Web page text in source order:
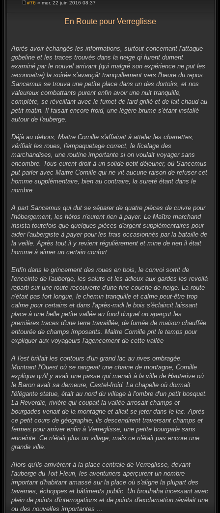
#76 » mer. 22 juin 2016 08:37
En Route pour Verreglisse
Après avoir échangés les informations, surtout concernant l'attaque
gobeline et les traces trouvés dans la neige qi furent dument
examiné par le nouvel arrivant (qui malgré son expérience ne put les
reconnaitre) la soirée s’avançât tranquillement vers l'heure du repos.
Sancemus se trouva une petite place dans un des dortoirs, et nos
valeureux combattants purent enfin avoir une nuit tranquille,
complète, se réveillant avec le fumet de lard grillé et de lait chaud au
petit matin. Il faisait encore froid, une légère brume s'étant installé
autour de l'auberge.
Déjà au dehors, Maitre Cornille s'affairait à atteler les charrettes,
vérifiait les roues, l'empaquetage correct, le ficelage des
marchandises, une routine importante si on voulait voyager sans
encombre. Tous eurent droit à un solide petit déjeuner, où Sancemus
put parler avec Maitre Cornille qui ne vit aucune raison de refuser cet
homme supplémentaire, bien au contraire, la sureté étant dans le
nombre.
A part Sancemus qui dut se séparer de quatre pièces de cuivre pour
l'hébergement, les héros n'eurent rien à payer. Le Maître marchand
insista toutefois que quelques pièces d'argent supplémentaires pour
aider l'aubergiste à payer pour les frais occasionnés par la bataille de
la veille. Après tout il y revient régulièrement et mine de rien il était
homme à aimer un certain confort.
Enfin dans le grincement des roues en bois, le convoi sortit de
l'enceinte de l'auberge, les saluts et les adieux aux gardes les revoilà
reparti sur une route recouverte d'une fine couche de neige. La route
n'était pas fort longue, le chemin tranquille et calme peut-être trop
calme pour certains et dans l'après-midi le bois s'éclaircit laissant
place à une belle petite vallée au fond duquel on aperçut les
premières traces d'une terre travaillée, de fumée de maison chauffée
entourée de champs imposants. Maitre Cornille prit le temps pour
expliquer aux voyageurs l'agencement de cette vallée
A l'est brillait les contours d'un grand lac au rives ombragée.
Montrant l'Ouest où se rangeait une chaine de montagne, Cornille
expliqua qu'il y avait une passe qui menait à la ville de Hauterive où
le Baron avait sa demeure, Castel-froid. La chapelle où dormait
l'élégante statue, était au nord du village à l'ombre d'un petit bosquet.
La Reverdie, rivière qui coupait la vallée arrosait champs et
bourgades venait de la montagne et allait se jeter dans le lac. Après
ce petit cours de géographie, ils descendirent traversant champs et
fermes pour arriver enfin à Verreglisse, une petite bourgade sans
enceinte. Ce n'était plus un village, mais ce n'était pas encore une
grande ville.
Alors qu'ils arrivèrent à la place centrale de Verreglisse, devant
l'auberge du Toit Fleuri, les aventuriers aperçurent un nombre
important d'habitant amassé sur la place où s'aligne la plupart des
tavernes, échoppes et bâtiments public. Un brouhaha incessant avec
plein de points d'interrogations et de points d'exclamation révélait une
ou des nouvelles importantes ...